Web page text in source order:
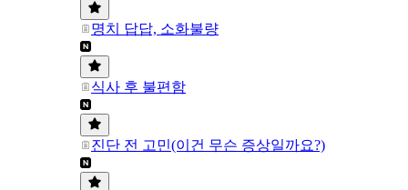
명치 답답, 소화불량
식사 후 불편함
진단 전 고민(이건 무슨 증상일까요?)